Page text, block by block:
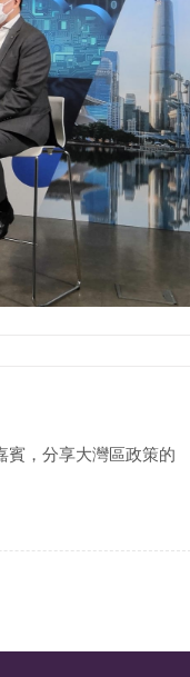
賓，分享大灣區政策的